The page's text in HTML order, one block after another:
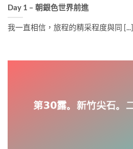
Day 1 – 朝銀色世界前進
我一直相信，旅程的精采程度與同 [...]